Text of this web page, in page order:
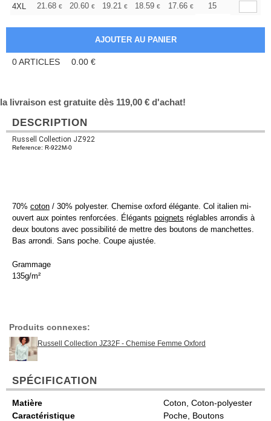
4XL
21.68 € 20.60 € 19.21 € 18.59 € 17.66 € 17.20
15
0ARTICLES 0.00 €
la livraison est gratuite dès 119,00 € d'achat!
DESCRIPTION
Russell Collection JZ922
Reference: R-922M-0
70% coton / 30% polyester. Chemise oxford élégante. Col italien mi-
ouvert aux pointes renforcées. Élégants poignets réglables arrondis à
deux boutons avec possibilité de mettre des boutons de manchettes.
Bas arrondi. Sans poche. Coupe ajustée.
Grammage
135g/m²
Produits connexes:
Russell Collection JZ32F - Chemise Femme Oxford
SPÉCIFICATION
Matière
Coton, Coton-polyester
Caractéristique
Poche, Boutons